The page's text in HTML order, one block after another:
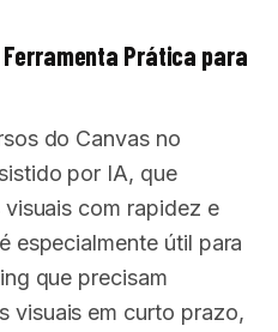
Prática para
do Canvas no
por IA, que
com rapidez e
especialmente útil para
que precisam
visuais em curto prazo,